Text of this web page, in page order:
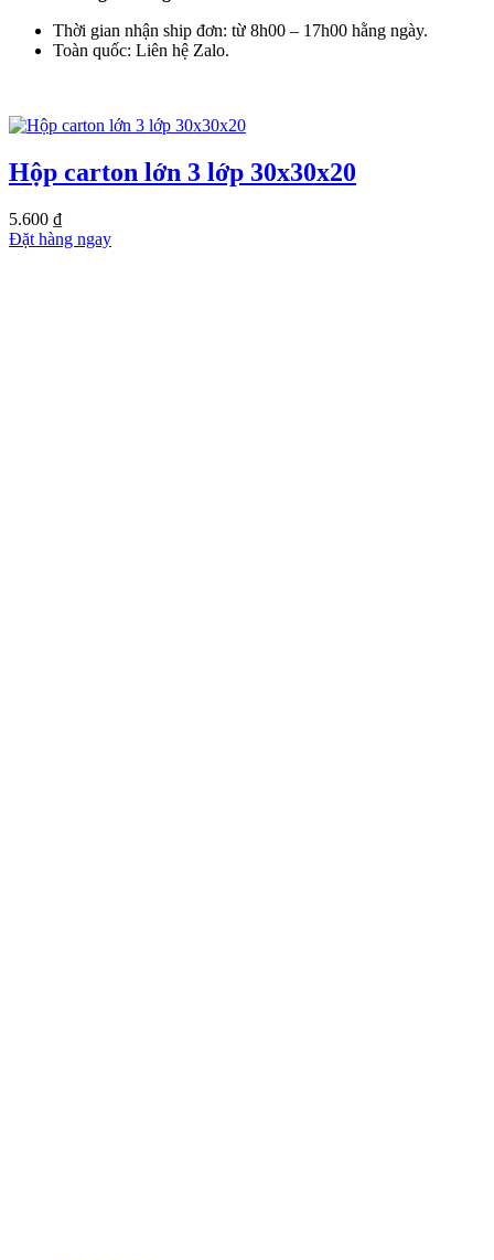
Thời gian nhận ship đơn: từ 8h00 – 17h00 hằng ngày.
Toàn quốc: Liên hệ Zalo.
Hộp carton lớn 3 lớp 30x30x20
5.600 ₫
Đặt hàng ngay